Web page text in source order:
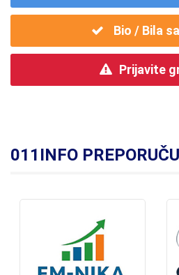
Bio / Bila
Prijavite
011INFO